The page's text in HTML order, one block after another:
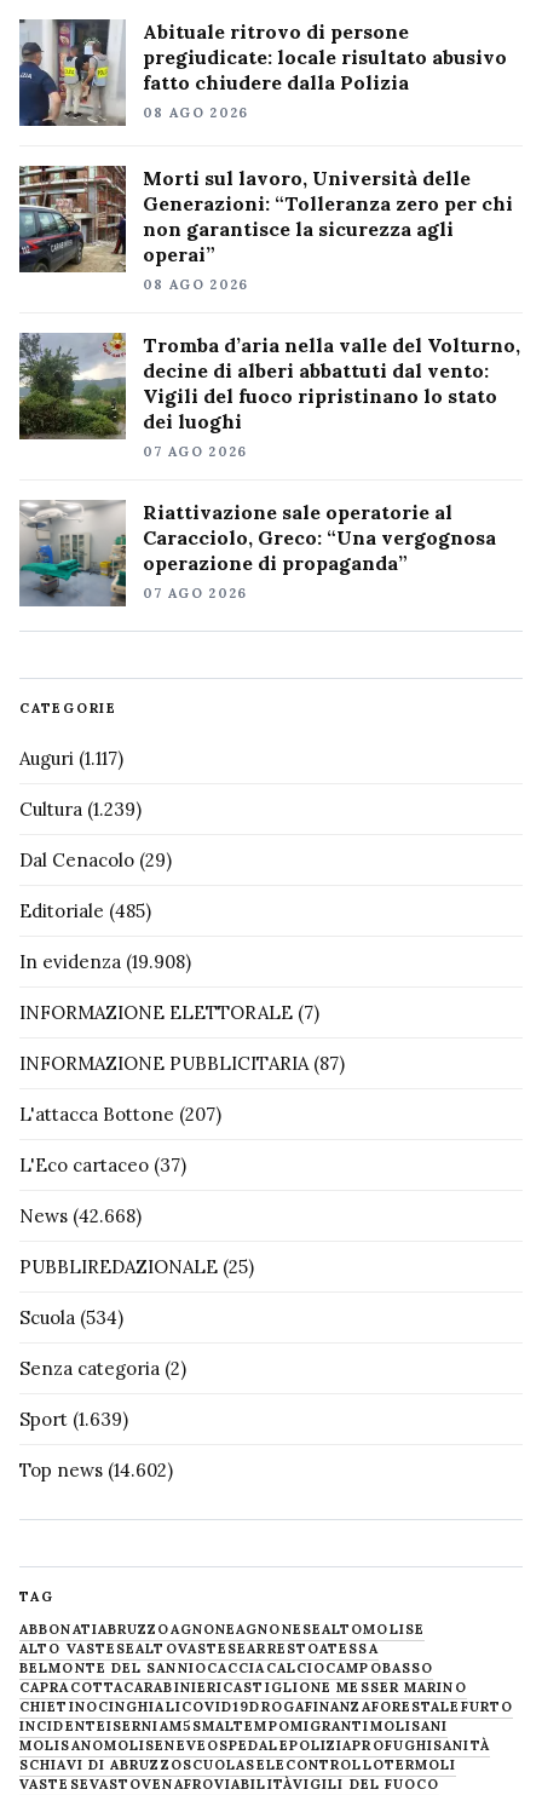
Abituale ritrovo di persone
pregiudicate: locale risultato abusivo
fatto chiudere dalla Polizia
08 AGO 2026
Morti sul lavoro, Università delle
Generazioni: “Tolleranza zero per chi
non garantisce la sicurezza agli
operai”
08 AGO 2026
Tromba d’aria nella valle del Volturno,
decine di alberi abbattuti dal vento:
Vigili del fuoco ripristinano lo stato
dei luoghi
07 AGO 2026
Riattivazione sale operatorie al
Caracciolo, Greco: “Una vergognosa
operazione di propaganda”
07 AGO 2026
CATEGORIE
Auguri (1.117)
Cultura (1.239)
Dal Cenacolo (29)
Editoriale (485)
In evidenza (19.908)
INFORMAZIONE ELETTORALE (7)
INFORMAZIONE PUBBLICITARIA(87)
L'attacca Bottone (207)
L'Eco cartaceo (37)
News (42.668)
PUBBLIREDAZIONALE (25)
Scuola (534)
Senza categoria (2)
Sport (1.639)
Top news (14.602)
TAG
ABBONATIABRUZZOAGNONEAGNONESEALTOMOLISE
ALTO VASTESEALTOVASTESEARRESTOATESSA
BELMONTE DEL SANNIOCACCIACALCIOCAMPOBASSO
CAPRACOTTACARABINIERICASTIGLIONE MESSER MARINO
CHIETINOCINGHIALICOVID19DROGAFINANZAFORESTALE FURTO
INCIDENTEISERNIAM5SMALTEMPOMIGRANTIMOLISANI
MOLISANOMOLISENEVE OSPEDALEPOLIZIAPROFUGHISANITÀ
SCHIAVI DI ABRUZZOSCUOLASELECONTROLLOTERMOLI
VASTESEVASTOVENAFROVIABILITÀVIGILI DEL FUOCO